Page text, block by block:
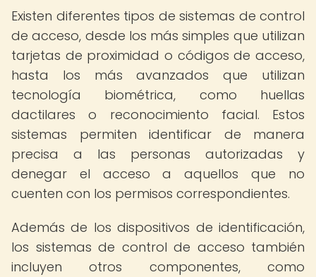
Existen diferentes tipos de sistemas de control
de acceso, desde los más simples que utilizan
tarjetas de proximidad o códigos de acceso,
hasta los más avanzados que utilizan
tecnología biométrica, como huellas
dactilares o reconocimiento facial. Estos
sistemas permiten identificar de manera
precisa a las personas autorizadas y
denegar el acceso a aquellos que no
cuenten con los permisos correspondientes.
Además de los dispositivos de identificación,
los sistemas de control de acceso también
incluyen otros componentes, como